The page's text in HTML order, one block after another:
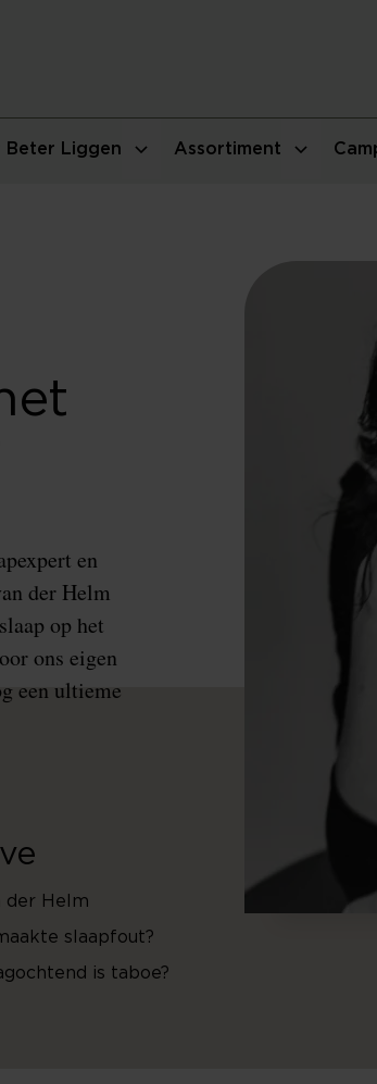
Beter Liggen Assortiment
en
der Helm
op het
ons eigen
een ultieme
der Helm
slaapfout?
is taboe?